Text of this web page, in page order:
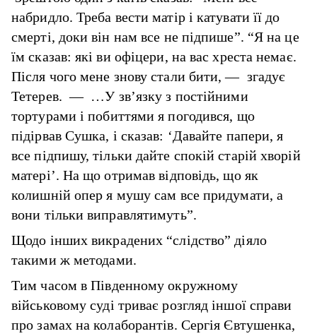
набридло. Треба вести матір і катувати її до
смерті, доки він нам все не підпише”. “Я на це
їм сказав: які ви офіцери, на вас хреста немає.
Після чого мене знову стали бити, — згадує
Тетерев. — …У зв’язку з постійними
тортурами і побиттями я погодився, що
підірвав Сушка, і сказав: ‘Давайте папери, я
все підпишу, тільки дайте спокій старій хворій
матері’. На що отримав відповідь, що як
колишній опер я мушу сам все придумати, а
вони тільки виправлятимуть”.
Щодо інших викрадених “слідство” діяло
такими ж методами.
Тим часом в Південному окружному
військовому суді триває розгляд іншої справи
про замах на колаборантів. Сергія Євтушенка,